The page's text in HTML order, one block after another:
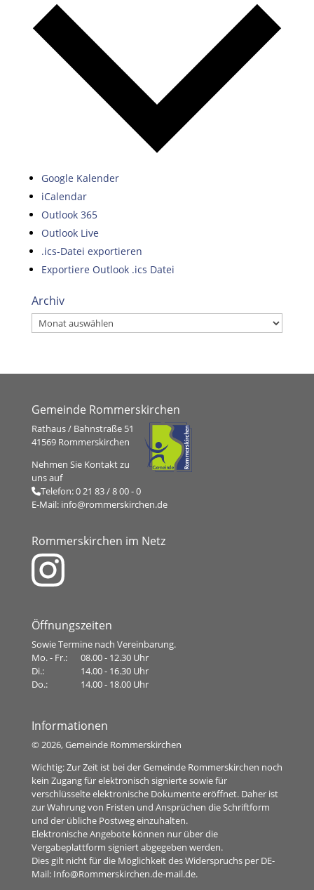
Google Kalender
iCalendar
Outlook 365
Outlook Live
.ics-Datei exportieren
Exportiere Outlook .ics Datei
Archiv
Archiv
Gemeinde Rommerskirchen
Rathaus / Bahnstraße 51
41569 Rommerskirchen
Nehmen Sie Kontakt zu
uns auf
Telefon:0 21 83 / 8 00 - 0
E-Mail: info@rommerskirchen.de
Rommerskirchen im Netz
Öffnungszeiten
Sowie Termine nach Vereinbarung.
Mo. - Fr.:
08.00 - 12.30 Uhr
Di.:
14.00 - 16.30 Uhr
Do.:
14.00 - 18.00 Uhr
Informationen
© 2026, Gemeinde Rommerskirchen
Wichtig: Zur Zeit ist bei der Gemeinde Rommerskirchen noch
kein Zugang für elektronisch signierte sowie für
verschlüsselte elektronische Dokumente eröffnet. Daher ist
zur Wahrung von Fristen und Ansprüchen die Schriftform
und der übliche Postweg einzuhalten.
Elektronische Angebote können nur über die
Vergabeplattform signiert abgegeben werden.
Dies gilt nicht für die Möglichkeit des Widerspruchs per DE-
Mail: Info@Rommerskirchen.de-mail.de.